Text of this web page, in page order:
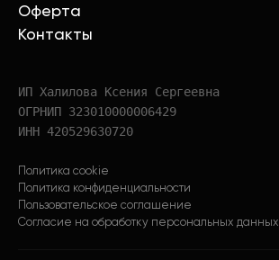
Оферта
Контакты
ИП Халилова Ксения Сергеевна
ОГРНИП 323010000006429
ИНН 420529630720
Политика cookie
Политика конфиденциальности
Пользовательское соглашение
Согласие на обработку персональных данных